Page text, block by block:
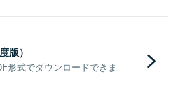
版）
形式でダウンロードできま